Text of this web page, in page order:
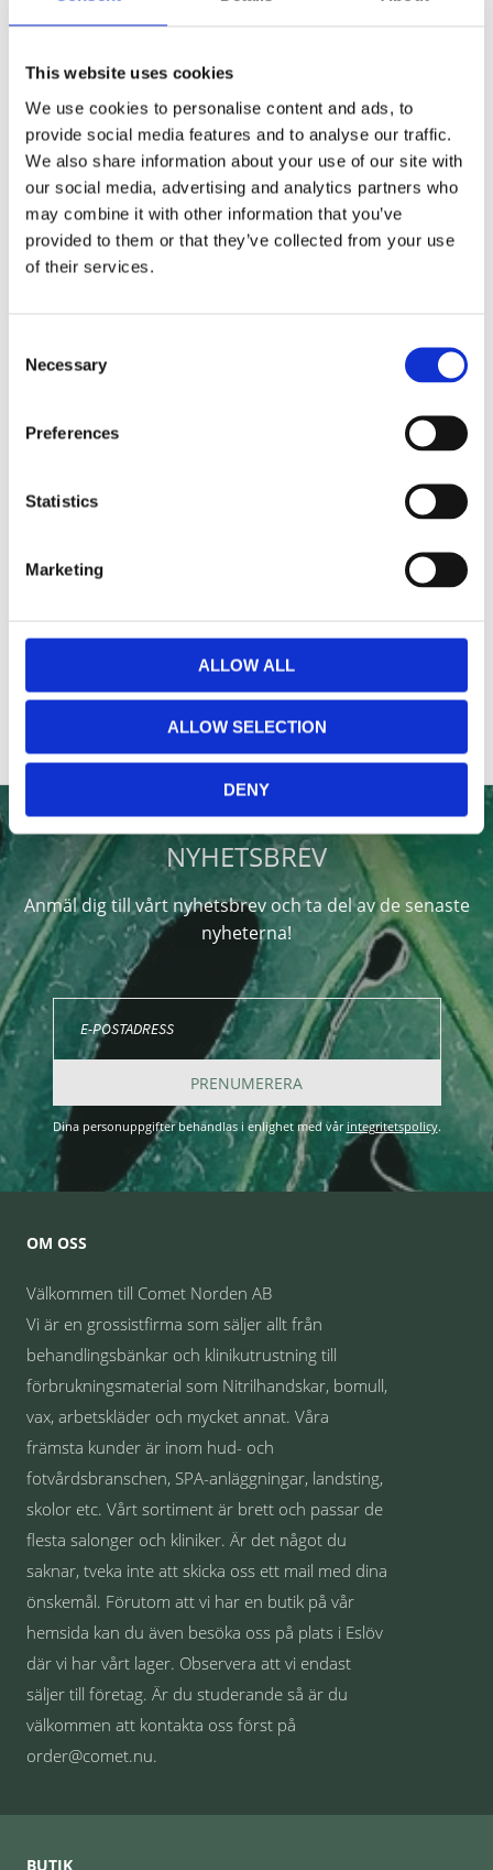
This website uses cookies
We use cookies to personalise content and ads, to
provide social media features and to analyse our traffic.
We also share information about your use of our site with
our social media, advertising and analytics partners who
may combine it with other information that you’ve
provided to them or that they’ve collected from your use
of their services.
Selection
Necessary
Preferences
Statistics
Marketing
ALLOW ALL
ALLOW SELECTION
DENY
orange/röd, 16x28x9 cm
NYHETSBREV
Anmäl dig till vårt nyhetsbrev och ta del av de senaste
nyheterna!
PRENUMERERA
Dina personuppgifter behandlas i enlighet med vår integritetspolicy.
OM OSS
Välkommen till Comet Norden AB
Vi är en grossistfirma som säljer allt från
behandlingsbänkar och klinikutrustning till
förbrukningsmaterial som Nitrilhandskar, bomull,
vax, arbetskläder och mycket annat. Våra
främsta kunder är inom hud- och
fotvårdsbranschen, SPA-anläggningar, landsting,
skolor etc. Vårt sortiment är brett och passar de
flesta salonger och kliniker. Är det något du
saknar, tveka inte att skicka oss ett mail med dina
önskemål. Förutom att vi har en butik på vår
hemsida kan du även besöka oss på plats i Eslöv
där vi har vårt lager. Observera att vi endast
säljer till företag. Är du studerande så är du
välkommen att kontakta oss först på
order@comet.nu.
BUTIK